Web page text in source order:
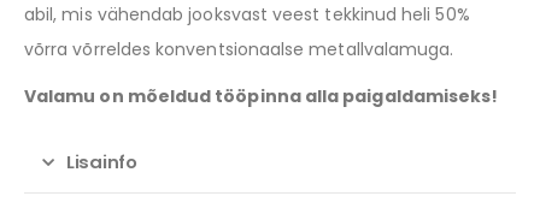
abil, mis vähendab jooksvast veest tekkinud heli 50%
võrra võrreldes konventsionaalse metallvalamuga.
Valamu on mõeldud tööpinna alla paigaldamiseks!
Lisainfo